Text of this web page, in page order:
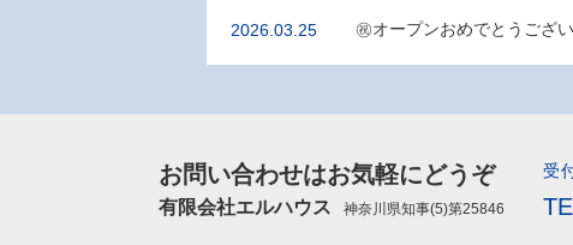
2026.03.25 ㊗️オープンおめでとうござ
お問い合わせはお気軽にどうぞ
有限会社エルハウス 神奈川県知事(5)第25846
受